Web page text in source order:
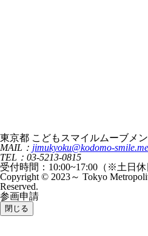
東京都 こどもスマイルムーブメ
MAIL： jimukyoku@kodomo-
TEL：03-5213-0815
受付時間：10:00~17:00（※土日休
Copyright © 2023～ Tokyo
Reserved.
参画申請
閉じる